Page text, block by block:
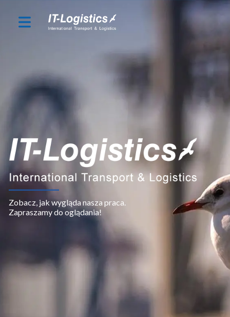
Zobacz, jak wygląda nasza praca.
Zapraszamy do oglądania!